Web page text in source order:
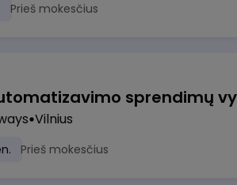
Prieš mokesčius
Vilnius
Prieš mokesčius